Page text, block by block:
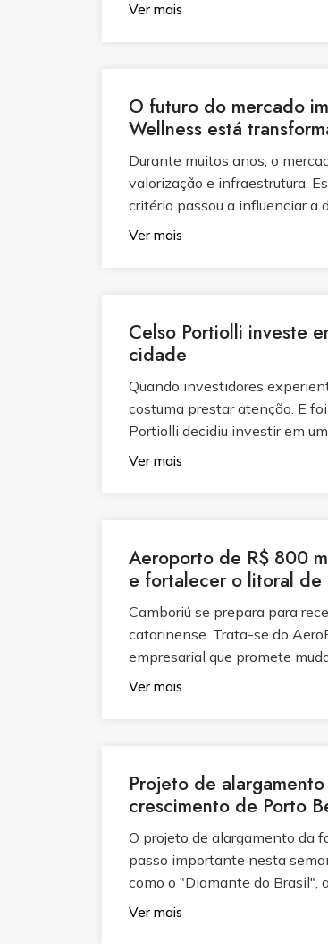
Ver mais
O futuro do mercado
Wellness está
Durante muitos anos, o
valorização e infraestrutura.
critério passou a influenciar a
Ver mais
Celso Portiolli investe
cidade
Quando investidores
costuma prestar atenção. E
Portiolli decidiu investir em
Ver mais
Aeroporto de R$ 800
e fortalecer o litoral de
Camboriú se prepara para
catarinense. Trata-se do
empresarial que promete
Ver mais
Projeto de
crescimento de Porto
O projeto de alargamento da
passo importante nesta
como o "Diamante do Brasil",
Ver mais